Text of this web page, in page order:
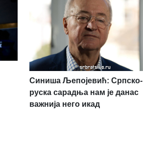
Синиша Љепојевић: Српско-
руска сарадња нам је данас
важнија него икад